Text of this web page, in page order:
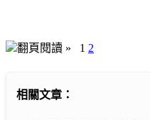
翻頁閱讀 » 1 2
相關文章：